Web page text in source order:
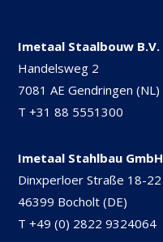
Imetaal Staalbouw B.V.
Handelsweg 2
7081 AE Gendringen (NL)
T+31 88 5551300
Imetaal Stahlbau GmbH
Dinxperloer Straße 18-22
46399 Bocholt (DE)
T+49 (0) 2822 9324064